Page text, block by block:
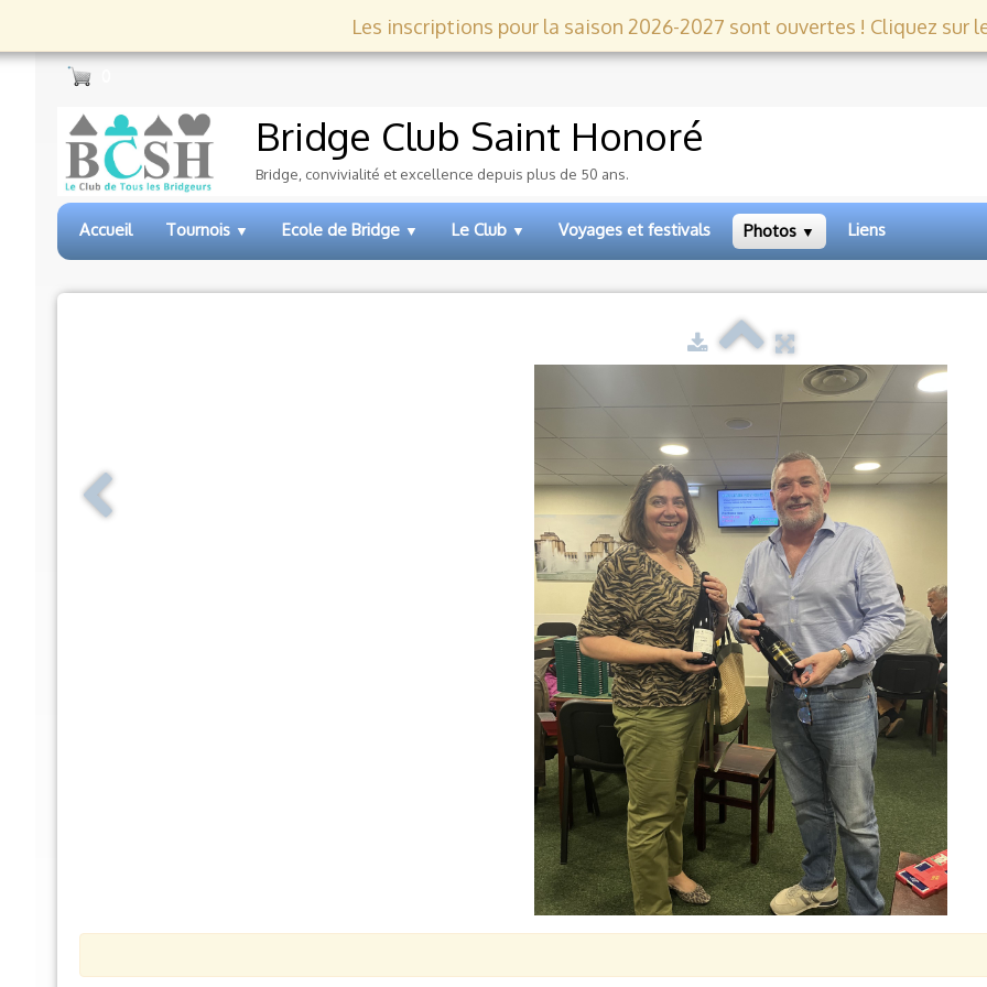
Les inscriptions pour la saison 2026-2027 sont ouvertes ! Cliquez sur le
Bridge Club Saint Honoré
Bridge, convivialité et excellence depuis plus de 50 ans.
Accueil Tournois ▼ Ecole de Bridge ▼ Le Club ▼ Voyages et festivals Photos ▼ Liens